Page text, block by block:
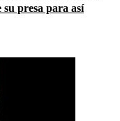
presa para así